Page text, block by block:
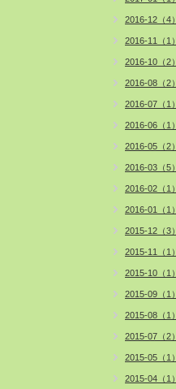
2016-12（4）
2016-11（1）
2016-10（2）
2016-08（2）
2016-07（1）
2016-06（1）
2016-05（2）
2016-03（5）
2016-02（1）
2016-01（1）
2015-12（3）
2015-11（1）
2015-10（1）
2015-09（1）
2015-08（1）
2015-07（2）
2015-05（1）
2015-04（1）